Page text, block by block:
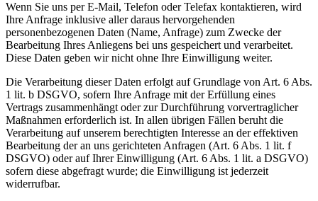
Wenn Sie uns per E-Mail, Telefon oder Telefax kontaktieren, wird
Ihre Anfrage inklusive aller daraus hervorgehenden
personenbezogenen Daten (Name, Anfrage) zum Zwecke der
Bearbeitung Ihres Anliegens bei uns gespeichert und verarbeitet.
Diese Daten geben wir nicht ohne Ihre Einwilligung weiter.
Die Verarbeitung dieser Daten erfolgt auf Grundlage von Art. 6 Abs.
1 lit. b DSGVO, sofern Ihre Anfrage mit der Erfüllung eines
Vertrags zusammenhängt oder zur Durchführung vorvertraglicher
Maßnahmen erforderlich ist. In allen übrigen Fällen beruht die
Verarbeitung auf unserem berechtigten Interesse an der effektiven
Bearbeitung der an uns gerichteten Anfragen (Art. 6 Abs. 1 lit. f
DSGVO) oder auf Ihrer Einwilligung (Art. 6 Abs. 1 lit. a DSGVO)
sofern diese abgefragt wurde; die Einwilligung ist jederzeit
widerrufbar.